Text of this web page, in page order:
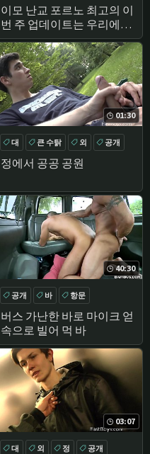
이모 난교 포르노 최고의 이
번 주 업데이트는 우리에게
제공 의례 중 하나
외
01:30
정에서 공공 공원
대 큰 수탉 외 공개
40:30
버스 가난한 바로 마이크 얻
속으로 빌어 먹 바
공개 바 항문
03:07
대 외 정 공개